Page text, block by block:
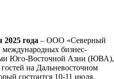
года – ООО «Северный
международных бизнес-
Юго-Восточной Азии (ЮВА),
гостей на Дальневосточном
состоится 10-11 июля.